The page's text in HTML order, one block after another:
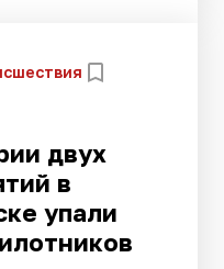
двух
в
упали